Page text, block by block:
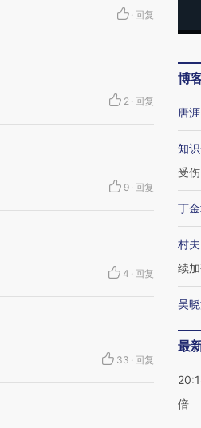
· 回复
2 · 回复
9 · 回复
4 · 回复
33 · 回复
博
唐涯
知
受伤
丁
村
续
吴
最
倍